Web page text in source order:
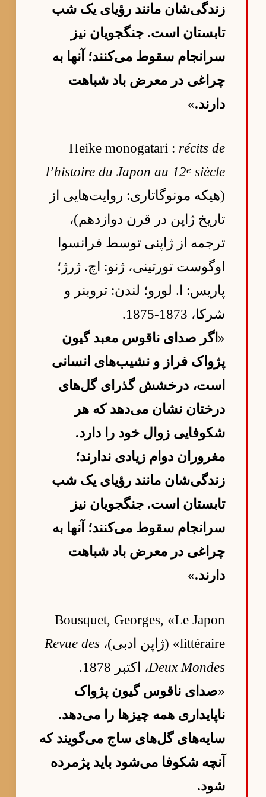
زندگی‌شان مانند رؤیای یک شب
تابستان است. جنگجویان نیز
سرانجام سقوط می‌کنند؛ آنها به
چراغی در معرض باد شباهت
دارند.»
Heike monogatari : récits de
l’histoire du Japon au 12e siècle
(هیکه مونوگاتاری: روایت‌هایی از
تاریخ ژاپن در قرن دوازدهم)،
ترجمه از ژاپنی توسط فرانسوا
اوگوست تورتینی، ژنو: اچ. ژرژ؛
پاریس: ا. لورو؛ لندن: تروبنر و
شرکا، 1873-1875.
« اگر صدای ناقوس معبد گیون
پژواک فراز و نشیب‌های انسانی
است، درخشش گذرای گل‌های
درختان نشان می‌دهد که هر
شکوفایی زوال خود را دارد.
مغروران دوام زیادی ندارند؛
زندگی‌شان مانند رؤیای یک شب
تابستان است. جنگجویان نیز
سرانجام سقوط می‌کنند؛ آنها به
چراغی در معرض باد شباهت
دارند.»
Bousquet, Georges, «Le Japon
littéraire» (ژاپن ادبی)،
Revue des
Deux Mondes، اکتبر 1878.
«صدای ناقوس گیون پژواک
ناپایداری همه چیزها را می‌دهد.
سایه‌های گل‌های ساج می‌گویند که
آنچه شکوفا می‌شود باید پژمرده
شود.